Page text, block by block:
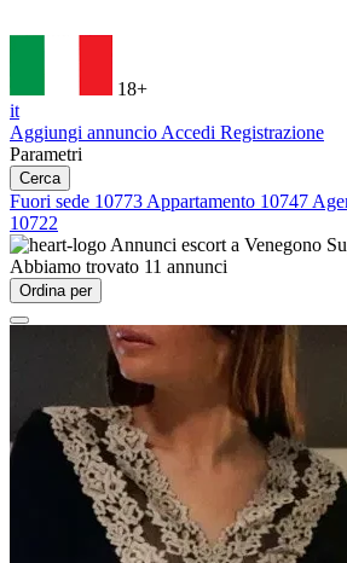
18+
it
Aggiungi annuncio Accedi Registrazione
Parametri
Cerca
Fuori sede 10773 Appartamento 10747
10722
Annunci escort a Venegono
Abbiamo trovato 11 annunci
Ordina per